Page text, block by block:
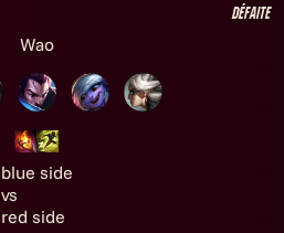
Défaite
Wao
blue side
vs
red side